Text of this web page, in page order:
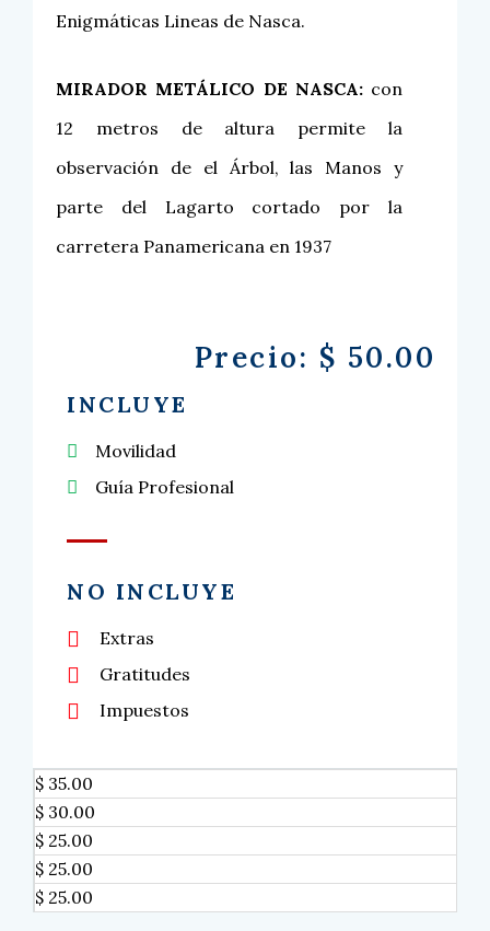
Enigmáticas Lineas de Nasca.
MIRADOR METÁLICO DE NASCA:con
12 metros de altura permite la
observación de el Árbol, las Manos y
parte del Lagarto cortado por la
carretera Panamericana en 1937
Precio: $ 50.00
INCLUYE
Movilidad
Guía Profesional
NO INCLUYE
Extras
Gratitudes
Impuestos
$ 35.00
$ 30.00
$ 25.00
$ 25.00
$ 25.00